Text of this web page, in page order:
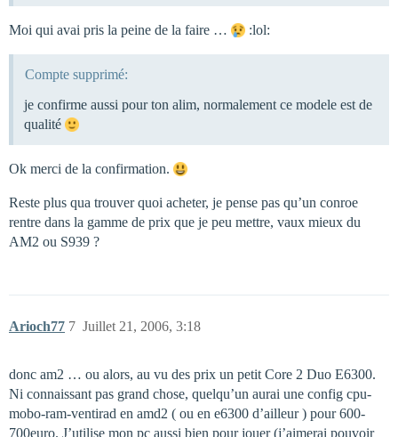
Moi qui avai pris la peine de la faire … :lol:
Compte supprimé:
je confirme aussi pour ton alim, normalement ce modele est de
qualité
Ok merci de la confirmation.
Reste plus qua trouver quoi acheter, je pense pas qu’un conroe
rentre dans la gamme de prix que je peu mettre, vaux mieux du
AM2 ou S939 ?
Arioch77 Juillet 21, 2006, 3:18
7
donc am2 … ou alors, au vu des prix un petit Core 2 Duo E6300.
Ni connaissant pas grand chose, quelqu’un aurai une config cpu-
mobo-ram-ventirad en amd2 ( ou en e6300 d’ailleur ) pour 600-
700euro. J’utilise mon pc aussi bien pour jouer (j’aimerai pouvoir